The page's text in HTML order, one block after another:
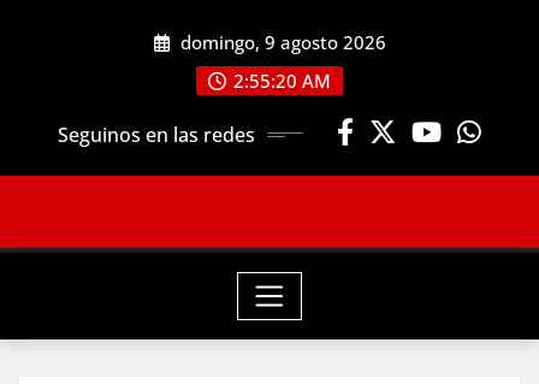
domingo, 9 agosto 2026
2:55:22 AM
Seguinos en las redes